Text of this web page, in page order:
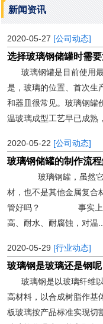
新闻资讯
2020-05-27 [公司动态]
选择玻璃钢储罐时需
玻璃钢罐是目前使用
是，玻璃的位置、首次生
和器皿很常见。玻璃钢罐
温玻璃成型工艺早已成熟
2020-05-22 [公司动态]
玻璃钢储罐的制作流
玻璃钢罐，虽然它
材，也不是其他金属复合
管好吗？ 事实上，结
高、耐水、耐腐蚀，对温
2020-05-29 [行业动态]
玻璃钢是玻璃还是钢呢
玻璃钢是以玻璃纤维
高材料，以合成树脂作基
板玻璃按产品标准实现切